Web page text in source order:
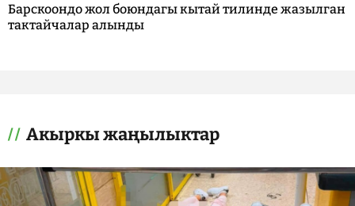
Барскоондо жол боюндагы кытай тилинде жазылган
тактайчалар алынды
Акыркы жаңылыктар